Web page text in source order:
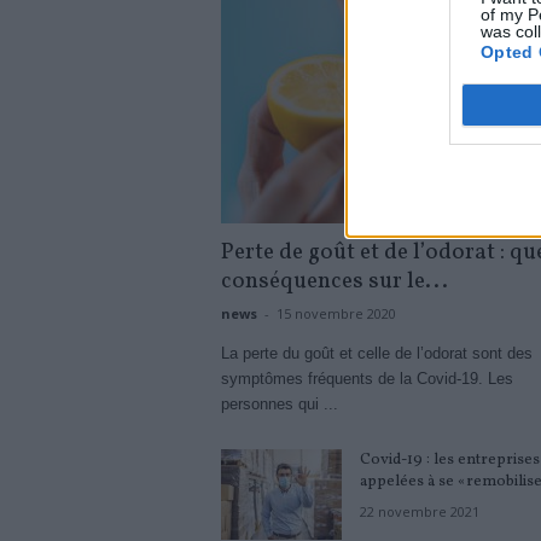
of my
was
Opted
Perte de goût et de l’odorat :
conséquences sur le...
news - 15 novembre 2020
La perte du goût et celle de l’odorat sont des
symptômes fréquents de la Covid-19. Les
personnes qui ...
Covid-19 : les entreprises
appelées à se
22 novembre 2021